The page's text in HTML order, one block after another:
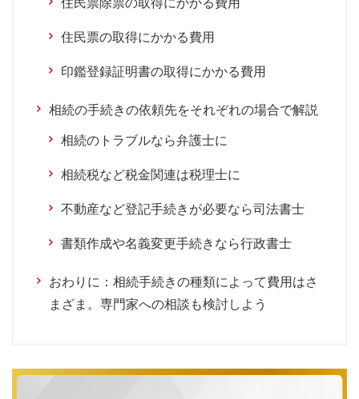
住民票除票の取得にかかる費用
住民票の取得にかかる費用
印鑑登録証明書の取得にかかる費用
相続の手続きの依頼先をそれぞれの場合で解説
相続のトラブルなら弁護士に
相続税など税金関連は税理士に
不動産など登記手続きが必要なら司法書士
書類作成や名義変更手続きなら行政書士
おわりに：相続手続きの種類によって費用はさ
まざま。専門家への相談も検討しよう